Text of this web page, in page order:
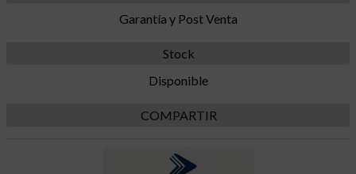
Garantía y Post Venta
Stock
Disponible
COMPARTIR